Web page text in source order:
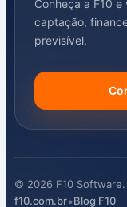
Conheça a F10
captação,
previsível.
© 2026 F10
f10.com.br•Blog F10